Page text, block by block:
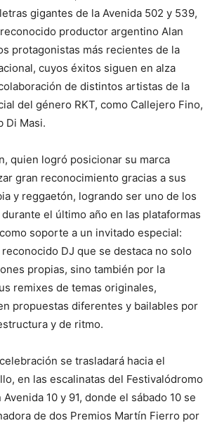
gigantes de la Avenida 502 y 539,
productor argentino Alan
protagonistas más recientes de la
cuyos éxitos siguen en alza
de distintos artistas de la
del género RKT, como Callejero Fino,
Di Masi.
quien logró posicionar su marca
gran reconocimiento gracias a sus
y reggaetón, logrando ser uno de los
el último año en las plataformas
soporte a un invitado especial:
DJ que se destaca no solo
propias, sino también por la
remixes de temas originales,
propuestas diferentes y bailables por
y de ritmo.
se trasladará hacia el
en las escalinatas del Festivalódromo
10 y 91, donde el sábado 10 se
de dos Premios Martín Fierro por